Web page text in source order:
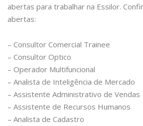
abertas para trabalhar na Essilor.
abertas:
– Consultor Comercial Trainee
– Consultor Optico
– Operador Multifuncional
– Analista de Inteligência de Mercado
– Assistente Administrativo de Vendas
– Assistente de Recursos Humanos
– Analista de Cadastro